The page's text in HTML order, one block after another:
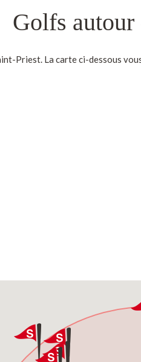
Golfs autour
Priest. La carte ci-dessous